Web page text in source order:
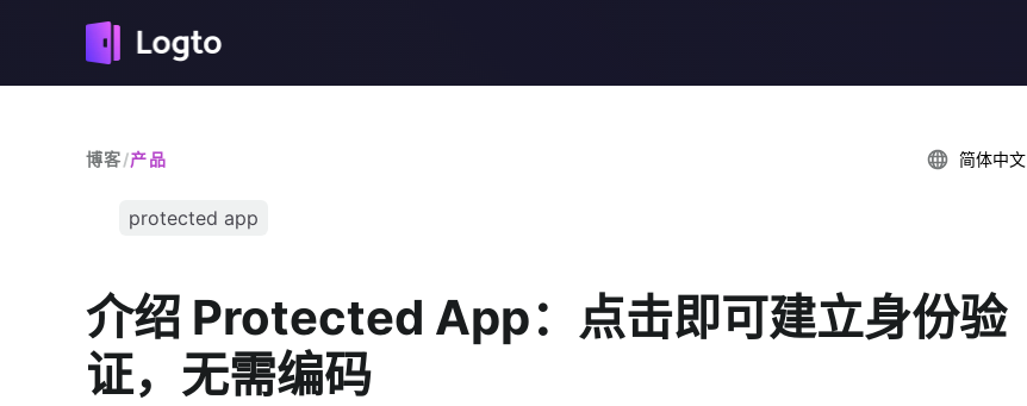
博客/产品 简体中文
protected app
介绍 Protected App：点击即可建立身份验
证，无需编码